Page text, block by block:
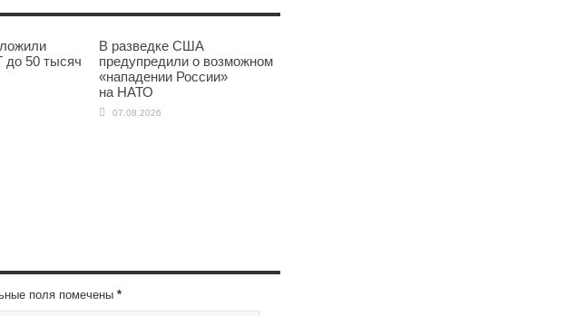
50 тысяч
В разведке США
предупредили о возможном
«нападении России»
на НАТО
07.08.2026
поля помечены *